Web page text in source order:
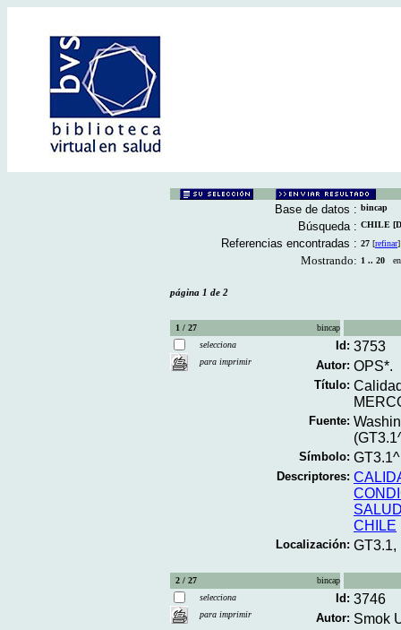
Base de datos : bincap
Búsqueda : CHILE
Referencias encontradas : 27 [refinar]
Mostrando: 1 .. 20 en
página 1 de 2
1 / 27
bincap
selecciona
para imprimir
Id: 3753
Autor: OPS*.
Título:
Fuente:
Símbolo:
Descriptores:
CHILE
Localización: GT3.1,
2 / 27
bincap
selecciona
para imprimir
Id: 3746
Autor: Smok